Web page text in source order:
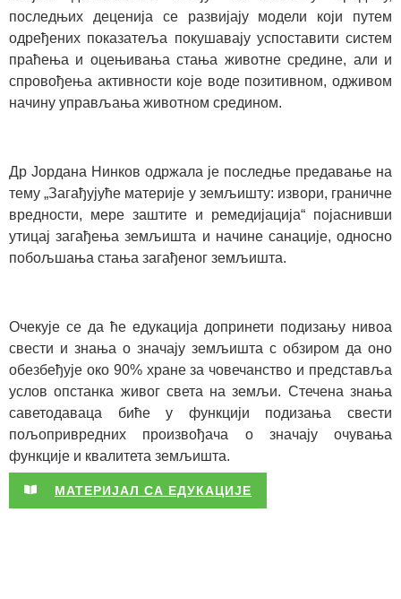
последњих деценија се развијају модели који путем
одређених показатеља покушавају успоставити систем
праћења и оцењивања стања животне средине, али и
спровођења активности које воде позитивном, одживом
начину управљања животном средином.
Др Јордана Нинков одржала је последње предавање на
тему „Загађујуће материје у земљишту: извори, граничне
вредности, мере заштите и ремедијација“ појаснивши
утицај загађења земљишта и начине санације, односно
побољшања стања загађеног земљишта.
Очекује се да ће едукација допринети подизању нивоа
свести и знања о значају земљишта с обзиром да оно
обезбеђује око 90% хране за човечанство и представља
услов опстанка живог света на земљи. Стечена знања
саветодаваца биће у функцији подизања свести
пољопривредних произвођача о значају очувања
функције и квалитета земљишта.
МАТЕРИЈАЛ СА ЕДУКАЦИЈЕ